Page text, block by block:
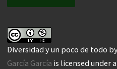
Diversidad y un poco de todo
García García is licensed under a